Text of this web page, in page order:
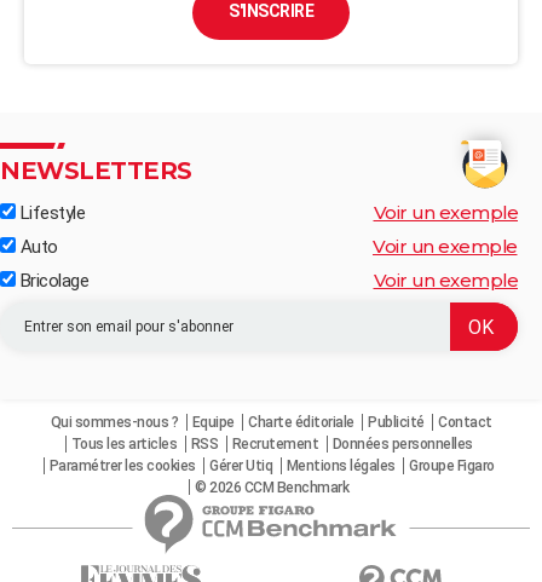
S'INSCRIRE
NEWSLETTERS
Lifestyle Voir un exemple
Auto Voir un exemple
Bricolage Voir un exemple
Qui sommes-nous ? Equipe Charte éditoriale Publicité
Contact
Tous les articles
RSS Recrutement
Données personnelles
Paramétrer les cookies
Gérer Utiq Mentions légales
Groupe Figaro
© 2026 CCM Benchmark